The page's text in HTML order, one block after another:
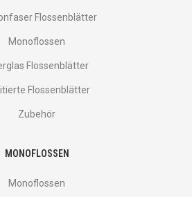
Flossenblätter
Monoflossen
Flossenblätter
Flossenblätter
Zubehör
MONOFLOSSEN
Monoflossen